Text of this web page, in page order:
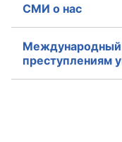
СМИ о нас
Международный
преступлениям